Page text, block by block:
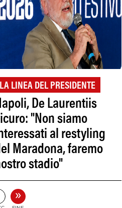
LA LINEA DEL PRESIDENTE
De Laurentiis
"Non siamo
al restyling
Maradona, faremo
stadio"
»